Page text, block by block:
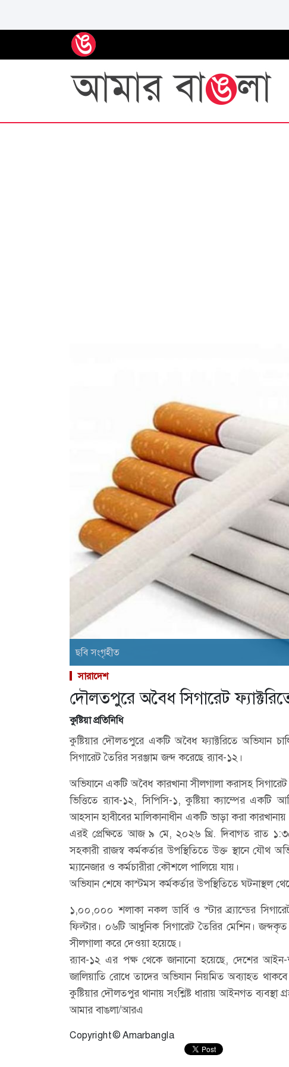
ছবি সংগৃহীত
সারাদেশ
দৌলতপুরে অবৈধ সিগারেট
কুষ্টিয়া প্রতিনিধি
কুষ্টিয়ার দৌলতপুরে একটি অবৈধ ফ্যাক্টরিতে অভিযান
সিগারেট তৈরির সরঞ্জাম জব্দ করেছে র‌্যাব-১২।
অভিযানে একটি অবৈধ কারখানা সীলগালা করাসহ
ভিত্তিতে র‌্যাব-১২, সিপিসি-১, কুষ্টিয়া ক্যাম্পের
আহসান হাবীবের মালিকানাধীন একটি ভাড়া করা
এরই প্রেক্ষিতে আজ ৯ মে, ২০২৬ খ্রি. দিবাগত রাত
সহকারী রাজস্ব কর্মকর্তার উপস্থিতিতে উক্ত স্থানে যৌথ
ম্যানেজার ও কর্মচারীরা কৌশলে পালিয়ে যায়।
অভিযান শেষে কাস্টমস কর্মকর্তার উপস্থিতিতে ঘটনাস্থল
১,০০,০০০ শলাকা নকল ডার্বি ও স্টার ব্র্যান্ডের
ফিল্টার। ০৬টি আধুনিক সিগারেট তৈরির মেশিন।
সীলগালা করে দেওয়া হয়েছে।
র‌্যাব-১২ এর পক্ষ থেকে জানানো হয়েছে, দেশের
জালিয়াতি রোধে তাদের অভিযান নিয়মিত অব্যাহত
কুষ্টিয়ার দৌলতপুর থানায় সংশ্লিষ্ট ধারায় আইনগত ব্যবস্থা
আমার বাঙলা/আরএ
Copyright © Amarbangla